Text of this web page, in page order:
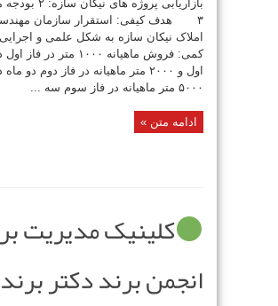
بازاریابی پروژه های
۳ هدف کیفی: استقرار سازمان
املاک نیکان سازه به شکل علمی و
کمی: فروش ماهیانه ۱۰۰۰ متر در
اول و ۲۰۰۰ متر ماهیانه در فاز دوم دو
۵۰۰۰ متر ماهیانه در فاز سوم سه ...
ادامه متن »
کلینیک مدیریت
انجمن برند دکتر برند